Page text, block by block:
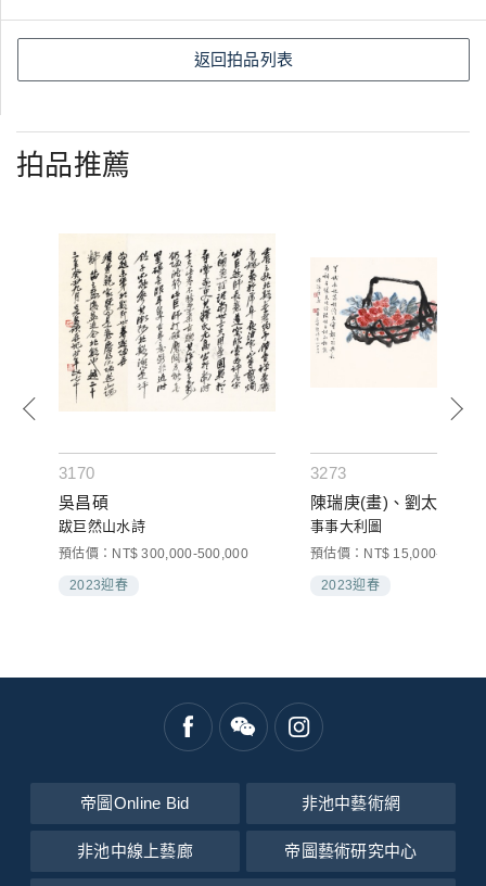
返回拍品列表
拍品推薦
3170
吳昌碩
跋巨然山水詩
預估價：NT$ 300,000-500,000
2023迎春
3273
陳瑞庚(畫)、劉太希(題)
事事大利圖
預估價：NT$ 15,000-30,000
2023迎春
帝圖Online Bid 非池中藝術網
非池中線上藝廊 帝圖藝術研究中心